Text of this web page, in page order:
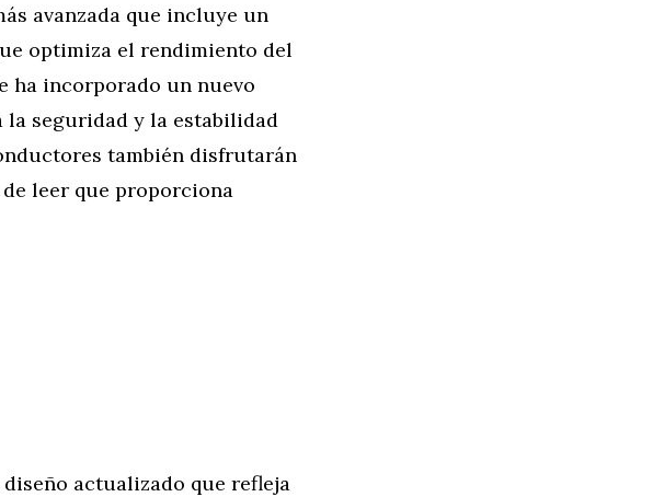
avanzada que incluye un
optimiza el rendimiento del
ha incorporado un nuevo
la seguridad y la estabilidad
también disfrutarán
leer que proporciona
actualizado que refleja